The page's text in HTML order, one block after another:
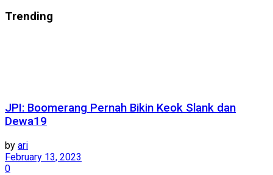
Trending
JPI: Boomerang Pernah Bikin Keok Slank dan
Dewa19
by ari
February 13, 2023
0